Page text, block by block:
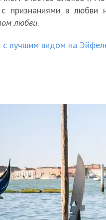
признаниями в любви
любви.
лучшим видом на